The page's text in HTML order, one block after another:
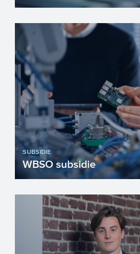
Innovatie is een
voor economische groei.
ICT krijgt daarbij ee...
SUBSIDIE
WBSO subsidie
Met de WBSO kunnen
bedrijven de loonkosten
en uitgaven voor R&D-pro...